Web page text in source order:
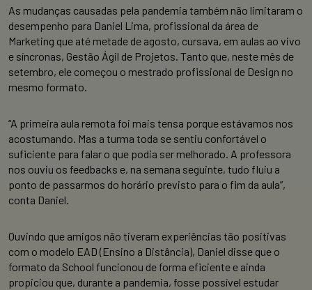
As mudanças causadas pela pandemia também não limitaram o
desempenho para Daniel Lima, profissional da área de
Marketing que até metade de agosto, cursava, em aulas ao vivo
e síncronas, Gestão Ágil de Projetos. Tanto que, neste mês de
setembro, ele começou o mestrado profissional de Design no
mesmo formato.
“A primeira aula remota foi mais tensa porque estávamos nos
acostumando. Mas a turma toda se sentiu confortável o
suficiente para falar o que podia ser melhorado. A professora
nos ouviu os feedbacks e, na semana seguinte, tudo fluiu a
ponto de passarmos do horário previsto para o fim da aula”,
conta Daniel.
Ouvindo que amigos não tiveram experiências tão positivas
com o modelo EAD (Ensino a Distância), Daniel disse que o
formato da School funcionou de forma eficiente e ainda
propiciou que, durante a pandemia, fosse possível estudar